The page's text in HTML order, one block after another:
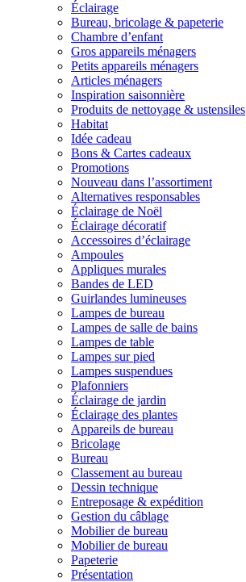
Éclairage
Bureau, bricolage & papeterie
Chambre d’enfant
Gros appareils ménagers
Petits appareils ménagers
Articles ménagers
Inspiration saisonnière
Produits de nettoyage & ustensiles
Habitat
Idée cadeau
Bons & Cartes cadeaux
Promotions
Nouveau dans l’assortiment
Alternatives responsables
Éclairage de Noël
Éclairage décoratif
Accessoires d’éclairage
Ampoules
Appliques murales
Bandes de LED
Guirlandes lumineuses
Lampes de bureau
Lampes de salle de bains
Lampes de table
Lampes sur pied
Lampes suspendues
Plafonniers
Éclairage de jardin
Éclairage des plantes
Appareils de bureau
Bricolage
Bureau
Classement au bureau
Dessin technique
Entreposage & expédition
Gestion du câblage
Mobilier de bureau
Mobilier de bureau
Papeterie
Présentation